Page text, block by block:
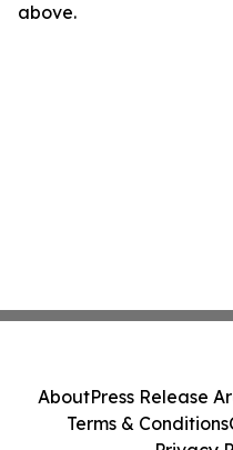
above.
AboutPress Release
Terms & Conditions